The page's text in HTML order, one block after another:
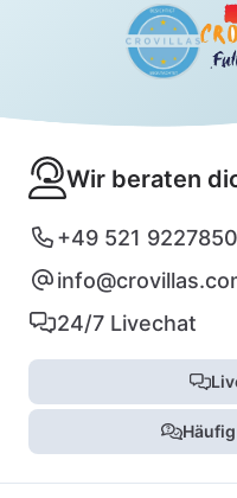
Wir beraten
+49 521
24/7 Livechat